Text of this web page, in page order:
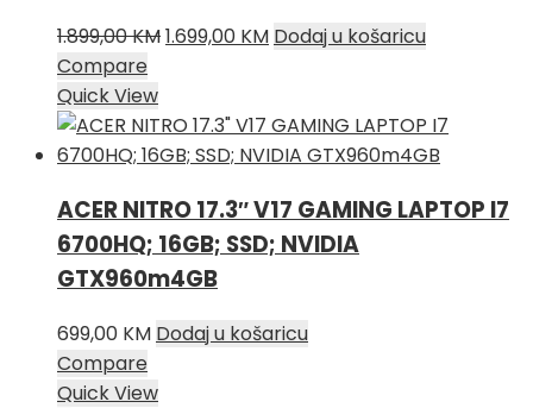
1.899,00KMIzvorna
je:
1.899,00 KM.
1.699,00 KMTrenutna
1.699,00 KM.
Dodaj u košaricu
Compare
Quick View
ACER NITRO 17.3″ V17 GAMING LAPTOP I7
6700HQ; 16GB; SSD; NVIDIA
GTX960m4GB
699,00 KM Dodaj u košaricu
Compare
Quick View